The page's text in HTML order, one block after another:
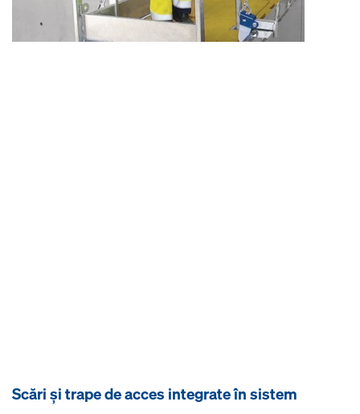
Scări şi trape de acces integrate în sistem